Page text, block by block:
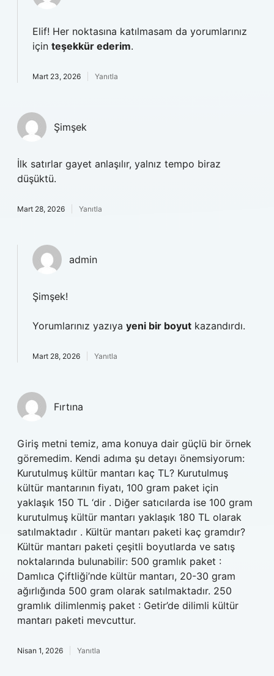
Elif! Her noktasına katılmasam da yorumlarınız
için teşekkür ederim.
Mart 23, 2026 Yanıtla
Şimşek
İlk satırlar gayet anlaşılır, yalnız tempo biraz
düşüktü.
Mart 28, 2026 Yanıtla
admin
Şimşek!
Yorumlarınız yazıya yeni bir boyut kazandırdı.
Mart 28, 2026 Yanıtla
Fırtına
Giriş metni temiz, ama konuya dair güçlü bir örnek
göremedim. Kendi adıma şu detayı önemsiyorum:
Kurutulmuş kültür mantarı kaç TL? Kurutulmuş
kültür mantarının fiyatı, 100 gram paket için
yaklaşık 150 TL ‘dir . Diğer satıcılarda ise 100 gram
kurutulmuş kültür mantarı yaklaşık 180 TL olarak
satılmaktadır . Kültür mantarı paketi kaç gramdır?
Kültür mantarı paketi çeşitli boyutlarda ve satış
noktalarında bulunabilir: 500 gramlık paket :
Damlıca Çiftliği’nde kültür mantarı, 20-30 gram
ağırlığında 500 gram olarak satılmaktadır. 250
gramlık dilimlenmiş paket : Getir’de dilimli kültür
mantarı paketi mevcuttur.
Nisan 1, 2026 Yanıtla